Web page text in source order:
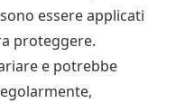
essere applicati
proteggere.
e potrebbe